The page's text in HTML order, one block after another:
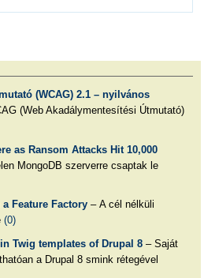
(WCAG) 2.1 – nyilvános
(Web Akadálymentesítési Útmutató)
as Ransom Attacks Hit 10,000
MongoDB szerverre csaptak le
Feature Factory– A cél nélküli
(0)
Twig templates of Drupal 8– Saját
a Drupal 8 smink rétegével